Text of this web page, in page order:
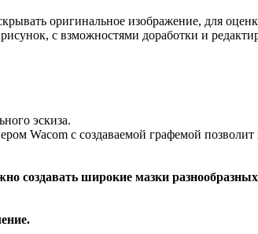
оригинальное изображение, для
с взможностями доработки и
эскиза.
Wacom с создаваемой графемой
создавать широкие мазки